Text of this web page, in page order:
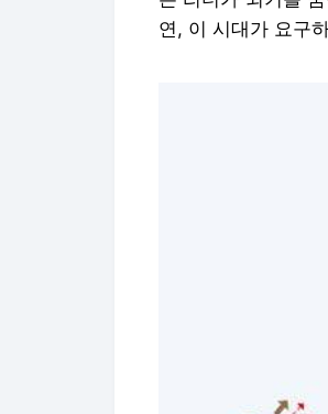
연, 이 시대가 요구